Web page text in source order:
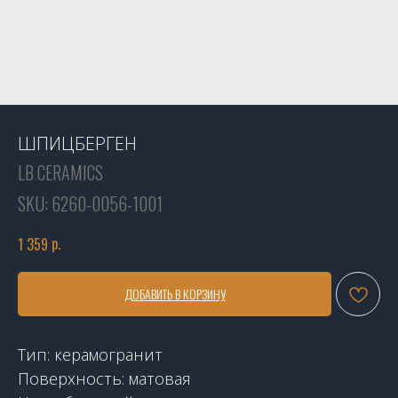
ШПИЦБЕРГЕН
LB CERAMICS
SKU: 6260-0056-1001
1 359 р.
ДОБАВИТЬ В КОРЗИНУ
Тип: керамогранит
Поверхность: матовая